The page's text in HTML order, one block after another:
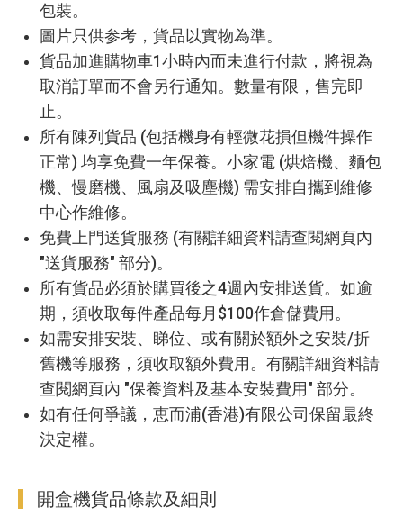
包裝。
圖片只供参考，貨品以實物為準。
貨品加進購物車1小時內而未進行付款，將視為
取消訂單而不會另行通知。數量有限，售完即
止。
所有陳列貨品 (包括機身有輕微花損但機件操作
正常) 均享免費一年保養。小家電 (烘焙機、麵包
機、慢磨機、風扇及吸塵機) 需安排自攜到維修
中心作維修。
免費上門送貨服務 (有關詳細資料請查閱網頁內
"送貨服務" 部分)。
所有貨品必須於購買後之4週內安排送貨。如逾
期，須收取每件產品每月$100作倉儲費用。
如需安排安裝、睇位、或有關於額外之安裝/折
舊機等服務，須收取額外費用。有關詳細資料請
查閱網頁內 "保養資料及基本安裝費用" 部分。
如有任何爭議，恵而浦(香港)有限公司保留最終
決定權。
開盒機貨品條款及細則